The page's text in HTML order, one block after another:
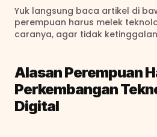
Yuk langsung baca artikel di
perempuan harus melek
caranya, agar tidak
Alasan Perempuan
Perkembangan
Digital